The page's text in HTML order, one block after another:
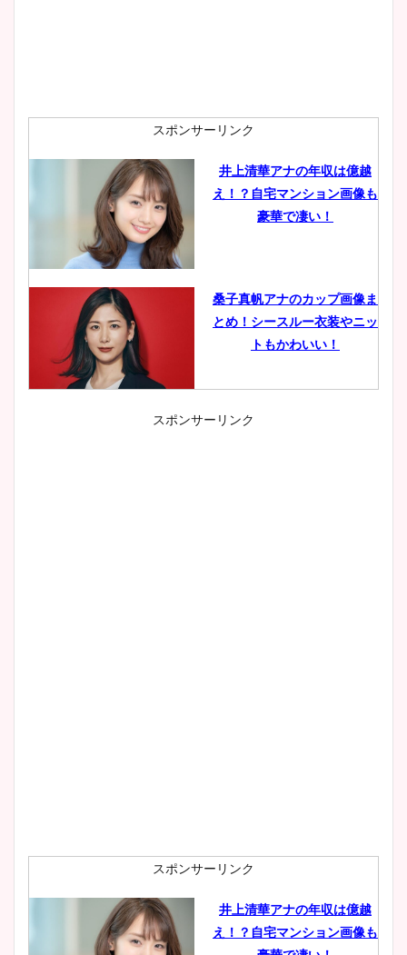
スポンサーリンク
井上清華アナの年収は億越
え！？自宅マンション画像も
豪華で凄い！
桑子真帆アナのカップ画像ま
とめ！シースルー衣装やニッ
トもかわいい！
小室瑛莉子のカップ画像まと
肉も凄い！
鈴木唯の太ってた時の体重が
スポンサーリンク
スポンサーリンク
井上清華アナの年収は億越
え！？自宅マンション画像も